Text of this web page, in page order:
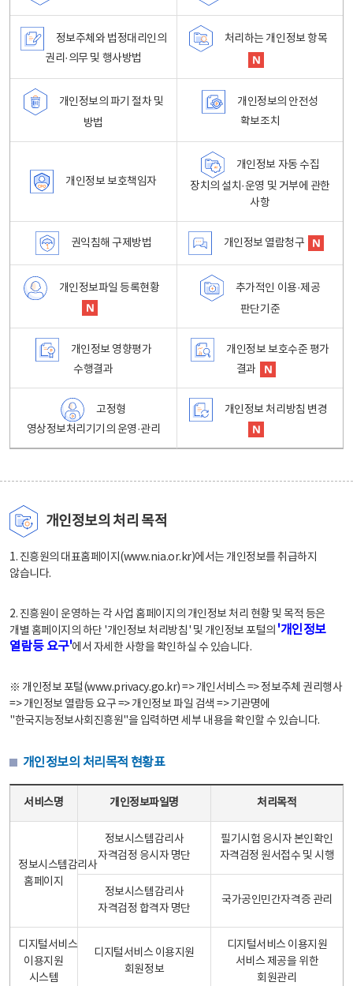
정보주체와 법정대리인의
권리·의무 및 행사방법
처리하는 개인정보 항목
개인정보의 파기 절차 및
방법
개인정보의 안전성
확보조치
개인정보 보호책임자
개인정보 자동 수집
장치의 설치·운영 및 거부에 관한
사항
권익침해 구제방법 개인정보 열람청구
개인정보파일 등록현황
추가적인 이용·제공
판단기준
개인정보 영향평가
수행결과
개인정보 보호수준 평가
결과
고정형
영상정보처리기기의 운영·관리
개인정보 처리방침 변경
개인정보의 처리 목적
1. 진흥원의 대표홈페이지(www.nia.or.kr)에서는 개인정보를 취급하지
않습니다.
2. 진흥원이 운영하는 각 사업 홈페이지의 개인정보 처리 현황 및 목적 등은
개별 홈페이지의 하단 '개인정보 처리방침' 및 개인정보 포털의 '개인정보
열람등 요구'에서 자세한 사항을 확인하실 수 있습니다.
※ 개인정보 포털(www.privacy.go.kr) => 개인서비스 => 정보주체 권리행사
=> 개인정보 열람등 요구 => 개인정보 파일 검색 => 기관명에
"한국지능정보사회진흥원"을 입력하면 세부 내용을 확인할 수 있습니다.
개인정보의 처리목적 현황표
서비스명 개인정보파일명 처리목적
정보시스템감리사
홈페이지
정보시스템감리사
자격검정 응시자 명단
필기시험 응시자 본인확인
자격검정 원서접수 및 시행
정보시스템감리사
자격검정 합격자 명단
국가공인민간자격증 관리
디지털서비스
이용지원
시스템
디지털서비스 이용지원
회원정보
디지털서비스 이용지원
서비스 제공을 위한
회원관리